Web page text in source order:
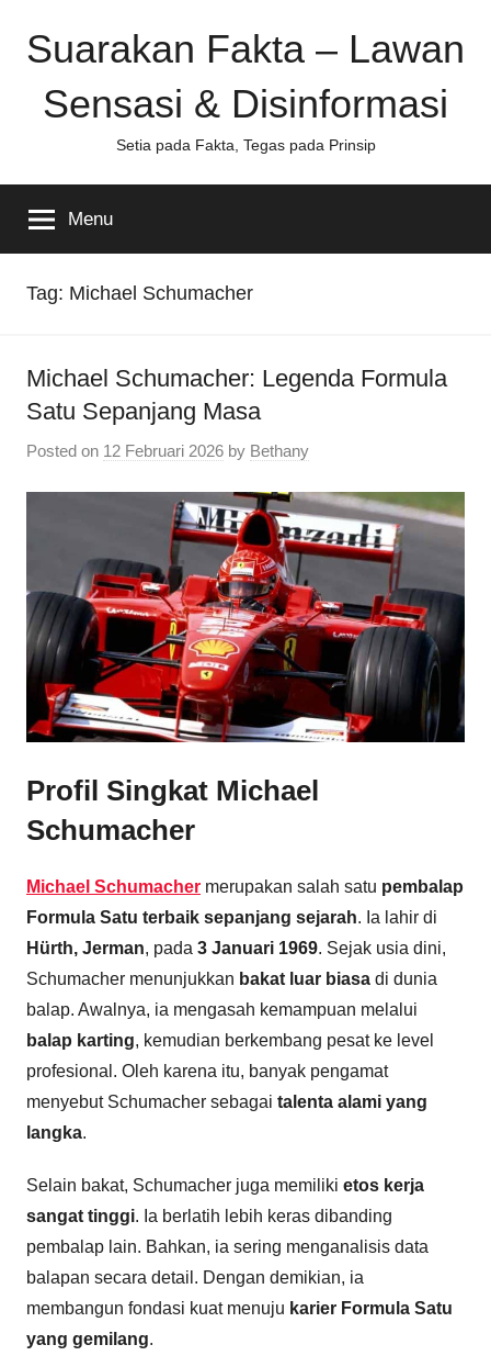
Suarakan Fakta – Lawan
Sensasi & Disinformasi
Setia pada Fakta, Tegas pada Prinsip
Menu
Tag: Michael Schumacher
Michael Schumacher: Legenda Formula
Satu Sepanjang Masa
Posted on 12 Februari 2026 by Bethany
Profil Singkat Michael
Schumacher
Michael Schumacher merupakan salah satu pembalap
Formula Satu terbaik sepanjang sejarah. Ia lahir di
Hürth, Jerman, pada 3 Januari 1969. Sejak usia dini,
Schumacher menunjukkan bakat luar biasa di dunia
balap. Awalnya, ia mengasah kemampuan melalui
balap karting, kemudian berkembang pesat ke level
profesional. Oleh karena itu, banyak pengamat
menyebut Schumacher sebagai talenta alami yang
langka.
Selain bakat, Schumacher juga memiliki etos kerja
sangat tinggi. Ia berlatih lebih keras dibanding
pembalap lain. Bahkan, ia sering menganalisis data
balapan secara detail. Dengan demikian, ia
membangun fondasi kuat menuju karier Formula Satu
yang gemilang.